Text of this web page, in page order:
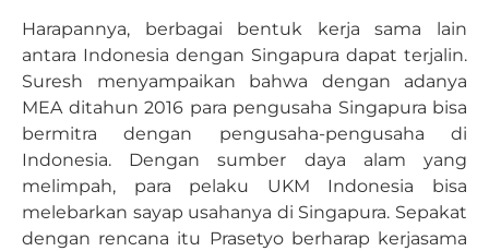
Harapannya, berbagai bentuk kerja sama lain
antara Indonesia dengan Singapura dapat terjalin.
Suresh menyampaikan bahwa dengan adanya
MEA ditahun 2016 para pengusaha Singapura bisa
bermitra dengan pengusaha-pengusaha di
Indonesia. Dengan sumber daya alam yang
melimpah, para pelaku UKM Indonesia bisa
melebarkan sayap usahanya di Singapura. Sepakat
dengan rencana itu Prasetyo berharap kerjasama